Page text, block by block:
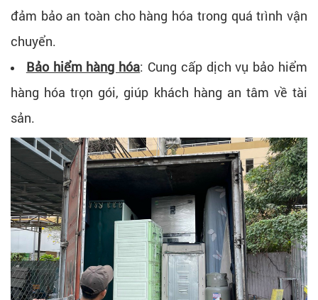
đảm bảo an toàn cho hàng hóa trong quá trình vận
chuyển.
Bảo hiểm hàng hóa: Cung cấp dịch vụ bảo hiểm
hàng hóa trọn gói, giúp khách hàng an tâm về tài
sản.